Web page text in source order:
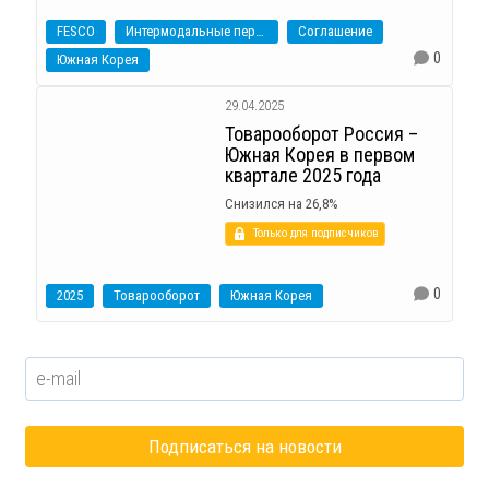
FESCO Интермодальные перевозки
Соглашение
Южная Корея
0
29.04.2025
Товарооборот Россия –
Южная Корея в первом
квартале 2025 года
Снизился на 26,8%
Только для подписчиков
2025 Товарооборот Южная Корея 0